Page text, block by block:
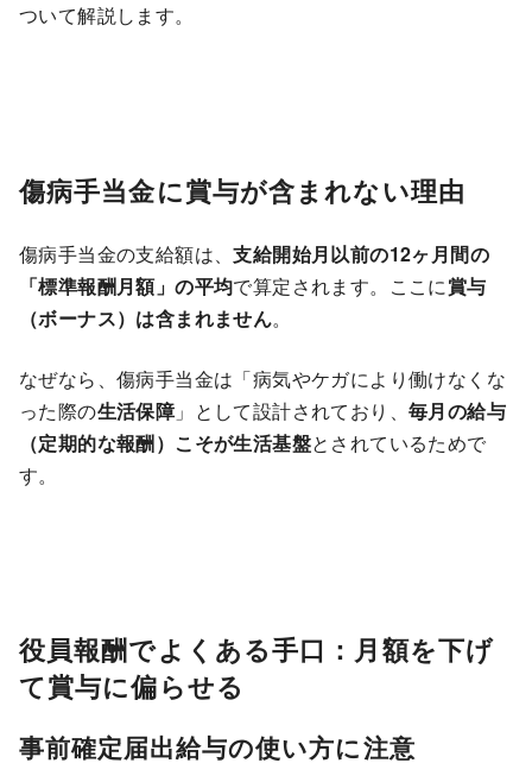
ついて解説します。
傷病手当金に賞与が含まれない理由
傷病手当金の支給額は、支給開始月以前の12ヶ月間の
「標準報酬月額」の平均で算定されます。ここに賞与
（ボーナス）は含まれません。
なぜなら、傷病手当金は「病気やケガにより働けなくな
った際の生活保障」として設計されており、毎月の給与
（定期的な報酬）こそが生活基盤とされているためで
す。
役員報酬でよくある手口：月額を下げ
て賞与に偏らせる
事前確定届出給与の使い方に注意